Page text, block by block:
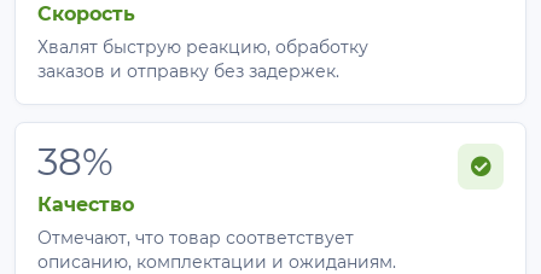
Скорость
Хвалят быструю реакцию, обработку
заказов и отправку без задержек.
38%
Качество
Отмечают, что товар соответствует
описанию, комплектации и ожиданиям.